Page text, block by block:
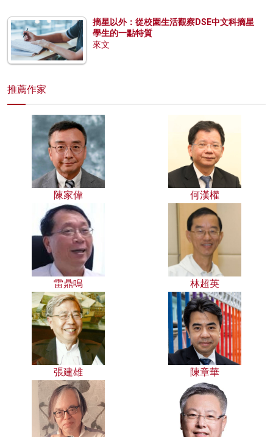
摘星以外：從校園生活觀察DSE中文科摘星
學生的一點特質
來文
推薦作家
陳家偉 何漢權
雷鼎鳴 林超英
張建雄 陳章華